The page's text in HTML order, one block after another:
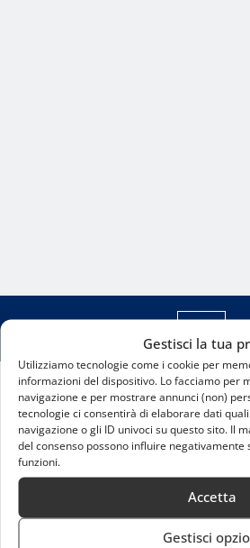
Gestisci la tua
Utilizziamo tecnologie come i cookie per
informazioni del dispositivo. Lo facciamo per
navigazione e per mostrare annunci (non)
tecnologie ci consentirà di elaborare dati
navigazione o gli ID univoci su questo sito. Il
del consenso possono influire negativamente
funzioni.
Accetta
Gestisci
Home
Cercasi Saima
racconta l’anima dell’hockey